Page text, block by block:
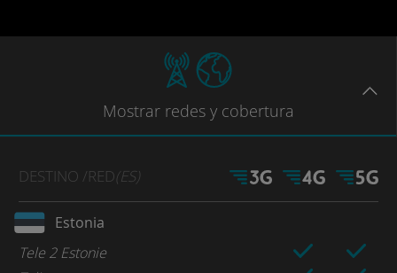
Mostrar redes y cobertura
DESTINO /RED(ES)
Estonia
Tele 2 Estonie